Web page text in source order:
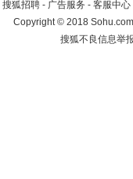
搜狐招聘 - 广告服务 - 客服中心
Copyright©2018
搜狐不良信息举